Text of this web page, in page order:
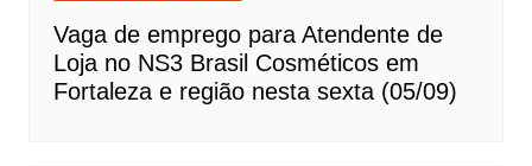
Vaga de emprego para Atendente de
Loja no NS3 Brasil Cosméticos em
Fortaleza e região nesta sexta (05/09)